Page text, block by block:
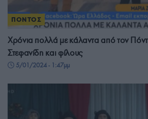
ΠΟΝΤΟΣ
Χρόνια πολλά με κάλαντα από τον
Στεφανίδη και φίλους
5/01/2024 - 1:47μμ